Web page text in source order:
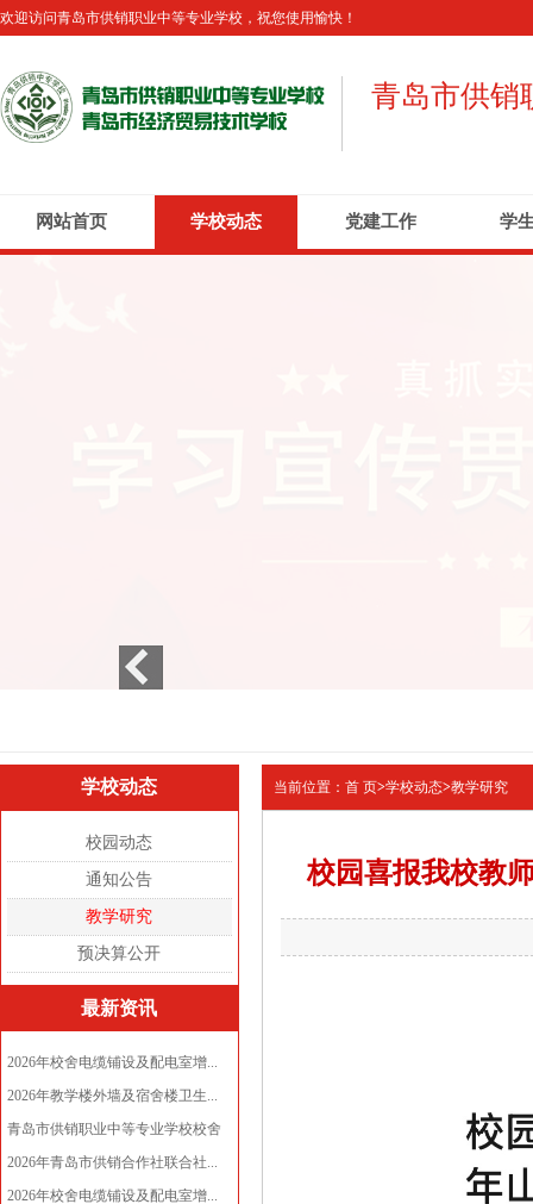
欢迎访问青岛市供销职业中等专业学校，祝您使用愉快！
青岛市供销
网站首页 学校动态 党建工作 学
学校动态
校园动态
通知公告
教学研究
预决算公开
最新资讯
2026年校舍电缆铺设及配电室增...
2026年教学楼外墙及宿舍楼卫生...
青岛市供销职业中等专业学校校舍
电...
2026年青岛市供销合作社联合社...
2026年校舍电缆铺设及配电室增...
当前位置： 首 页>学校动态>教学研究
校园喜报我校教